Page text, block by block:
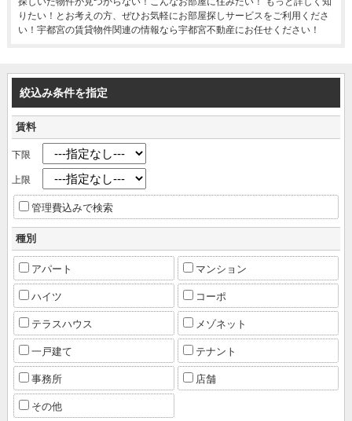
りたい！とお考えの方、ぜひお気軽にお部屋探しサービスをご利用くださ
い！宇都宮の賃貸物件関連の情報なら宇都宮不動産にお任せください！
絞込み条件を指定
賃料
下限
上限
管理費込みで検索
種別
アパート マンション
ハイツ コーポ
テラスハウス メゾネット
一戸建て テナント
事務所 店舗
その他